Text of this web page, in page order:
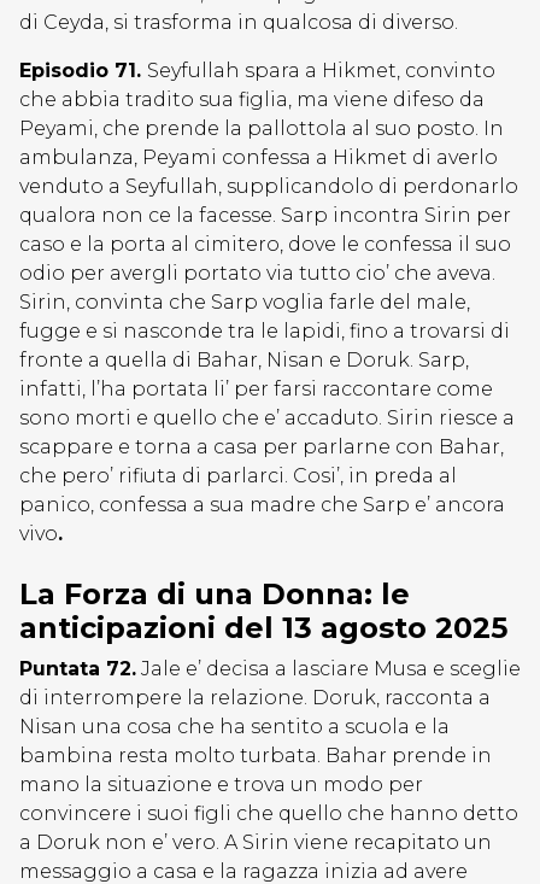
di Ceyda, si trasforma in qualcosa di diverso.
Episodio 71. Seyfullah spara a Hikmet, convinto
che abbia tradito sua figlia, ma viene difeso da
Peyami, che prende la pallottola al suo posto. In
ambulanza, Peyami confessa a Hikmet di averlo
venduto a Seyfullah, supplicandolo di perdonarlo
qualora non ce la facesse. Sarp incontra Sirin per
caso e la porta al cimitero, dove le confessa il suo
odio per avergli portato via tutto cio’ che aveva.
Sirin, convinta che Sarp voglia farle del male,
fugge e si nasconde tra le lapidi, fino a trovarsi di
fronte a quella di Bahar, Nisan e Doruk. Sarp,
infatti, l’ha portata li’ per farsi raccontare come
sono morti e quello che e’ accaduto. Sirin riesce a
scappare e torna a casa per parlarne con Bahar,
che pero’ rifiuta di parlarci. Cosi’, in preda al
panico, confessa a sua madre che Sarp e’ ancora
vivo.
La Forza di una Donna: le
anticipazioni del 13 agosto 2025
Puntata 72. Jale e’ decisa a lasciare Musa e sceglie
di interrompere la relazione. Doruk, racconta a
Nisan una cosa che ha sentito a scuola e la
bambina resta molto turbata. Bahar prende in
mano la situazione e trova un modo per
convincere i suoi figli che quello che hanno detto
a Doruk non e’ vero. A Sirin viene recapitato un
messaggio a casa e la ragazza inizia ad avere